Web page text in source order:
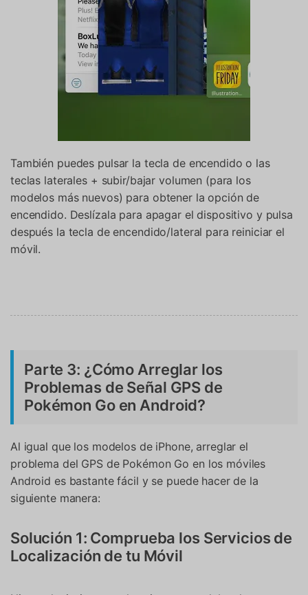
También puedes pulsar la tecla de encendido o las
teclas laterales + subir/bajar volumen (para los
modelos más nuevos) para obtener la opción de
encendido. Deslízala para apagar el dispositivo y pulsa
después la tecla de encendido/lateral para reiniciar el
móvil.
Parte 3: ¿Cómo Arreglar los
Problemas de Señal GPS de
Pokémon Go en Android?
Al igual que los modelos de iPhone, arreglar el
problema del GPS de Pokémon Go en los móviles
Android es bastante fácil y se puede hacer de la
siguiente manera:
Solución 1: Comprueba los Servicios de
Localización de tu Móvil